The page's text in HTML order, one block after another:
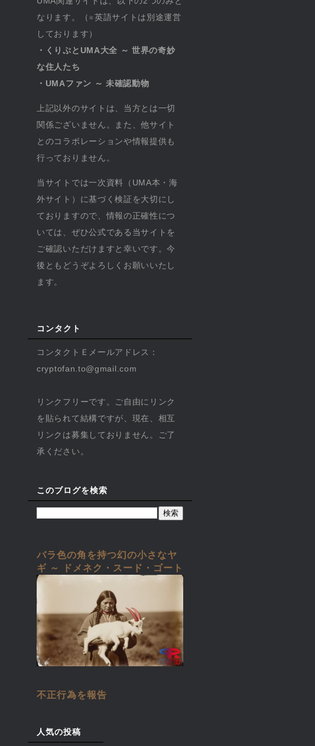
なります。（※英語サイトは別途運営
しております）
・くりぷとUMA大全 ～ 世界の奇妙
な住人たち
・UMAファン ～ 未確認動物
上記以外のサイトは、当方とは一切
関係ございません。また、他サイト
とのコラボレーションや情報提供も
行っておりません。
当サイトでは一次資料（UMA本・海
外サイト）に基づく検証を大切にし
ておりますので、情報の正確性につ
いては、ぜひ公式である当サイトを
ご確認いただけますと幸いです。今
後ともどうぞよろしくお願いいたし
ます。
コンタクト
コンタクトＥメールアドレス：
cryptofan.to@gmail.com
リンクフリーです。ご自由にリンク
を貼られて結構ですが、現在、相互
リンクは募集しておりません。ご了
承ください。
このブログを検索
バラ色の角を持つ幻の小さなヤ
ギ ～ ドメネク・スード・ゴート
不正行為を報告
人気の投稿